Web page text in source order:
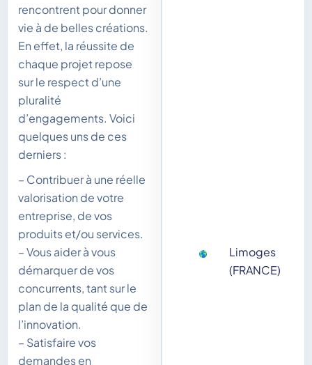
rencontrent pour donner
vie à de belles créations.
En effet, la réussite de
chaque projet repose
sur le respect d’une
pluralité
d’engagements. Voici
quelques uns de ces
derniers :
– Contribuer à une réelle
valorisation de votre
entreprise, de vos
produits et/ou services.
– Vous aider à vous
démarquer de vos
concurrents, tant sur le
plan de la qualité que de
l’innovation.
– Satisfaire vos
demandes en
Limoges
(FRANCE)